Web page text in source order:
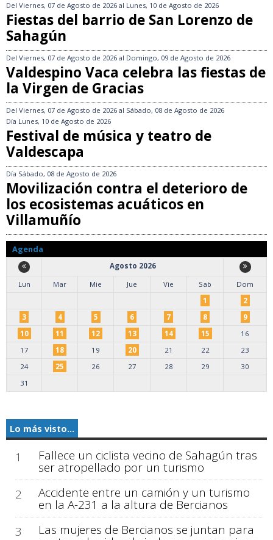
Del Viernes, 07 de Agosto de 2026 al Lunes, 10 de Agosto de 2026
Fiestas del barrio de San Lorenzo de
Sahagún
Del Viernes, 07 de Agosto de 2026 al Domingo, 09 de Agosto de 2026
Valdespino Vaca celebra las fiestas de
la Virgen de Gracias
Del Viernes, 07 de Agosto de 2026 al Sábado, 08 de Agosto de 2026
Día Lunes, 10 de Agosto de 2026
Festival de música y teatro de
Valdescapa
Día Sábado, 08 de Agosto de 2026
Movilización contra el deterioro de
los ecosistemas acuáticos en
Villamuñío
Agenda
Agosto 2026
Lun
Mar Mie Jue Vie Sab
Dom
1
2
3
4 5 6 7 8
9
10
11 12 13 14 15
16
17
18 19 20 21 22
23
24
25 26 27 28 29
30
31
Lo más visto...
1 Fallece un ciclista vecino de Sahagún tras
ser atropellado por un turismo
2
Accidente entre un camión y un turismo
en la A-231 a la altura de Bercianos
3
Las mujeres de Bercianos se juntan para